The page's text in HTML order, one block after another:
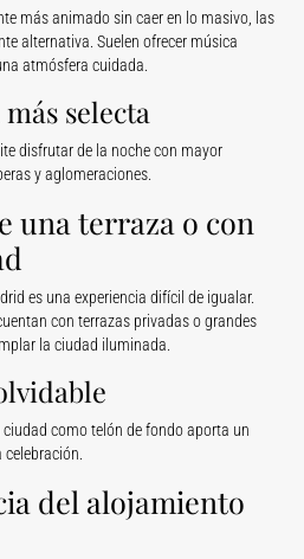
más animado sin caer en lo masivo, las
alternativa. Suelen ofrecer música
atmósfera cuidada.
selecta
disfrutar de la noche con mayor
y aglomeraciones.
una terraza o con
es una experiencia difícil de igualar.
con terrazas privadas o grandes
la ciudad iluminada.
como telón de fondo aporta un
del alojamiento